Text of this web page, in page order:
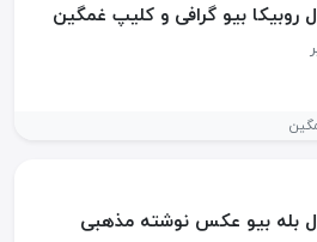
روبیکا بیو گرافی و کلیپ غمگین
بله بیو عکس نوشته مذهبی